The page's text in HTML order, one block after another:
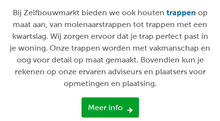
Bij Zelfbouwmarkt bieden we ook houten trappen op
maat aan, van molenaarstrappen tot trappen met een
kwartslag. Wij zorgen ervoor dat je trap perfect past in
je woning. Onze trappen worden met vakmanschap en
oog voor detail op maat gemaakt. Bovendien kun je
rekenen op onze ervaren adviseurs en plaatsers voor
opmetingen en plaatsing.
Meer info